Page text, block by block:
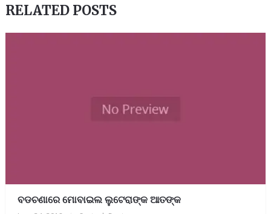
RELATED POSTS
ବଡଚଣାରେ ମୋବାଇଲ ଲୁଟେରାଙ୍କ ଆତଙ୍କ